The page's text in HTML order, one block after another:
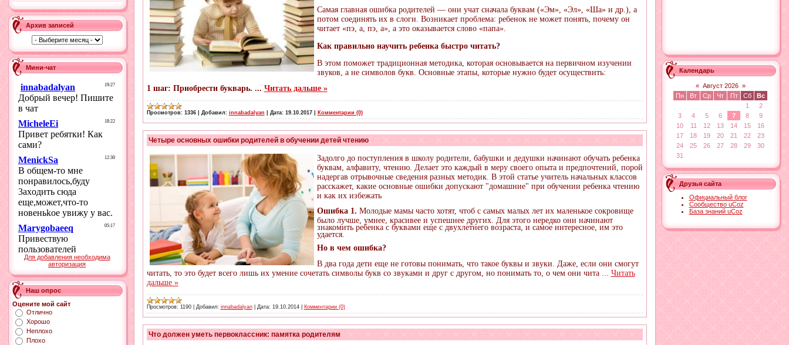
Архив записей
Мини-чат
Для добавления необходима
авторизация
Наш опрос
Оцените мой сайт
Отлично
Хорошо
Неплохо
Плохо
Самая главная ошибка родителей — они учат сначала буквам («Эм», «Эл», «Ша» и др.), а
потом соединять их в слоги. Возникает проблема: ребенок не может понять, почему он
читает «пэ, а, пэ, а», а это оказывается слово «папа».
Как правильно научить ребенка быстро читать?
В этом поможет традиционная методика, которая основывается на первичном изучении
звуков, а не символов букв. Основные этапы, которые нужно будет осуществить:
1 шаг: Приобрести букварь. ... Читать дальше »
Просмотров: 1336 Добавил: innabadalyan Дата: 19.10.2017 Комментарии (0)
Четыре основных ошибки родителей в обучении детей чтению
Задолго до поступления в школу родители, бабушки и дедушки начинают обучать ребенка
буквам, алфавиту, чтению. Делает это каждый в меру своего опыта и предпочтений, порой
надергав отрывочные сведения разных методик. В этой статье учитель начальных классов
расскажет, какие основные ошибки допускают "домашние" при обучении ребенка чтению
и как их избежать
Ошибка 1. Молодые мамы часто хотят, чтоб с самых малых лет их маленькое сокровище
было лучше, умнее, красивее и успешнее других. Для этого нередко они начинают
знакомить ребенка с буквами еще с двухлетнего возраста, и самое интересное, им это
удается.
Но в чем ошибка?
В два года дети еще не готовы понимать, что такое буквы и звуки. Даже, если они смогут
читать, то это будет всего лишь их умение сочетать символы букв со звуками и друг с другом, но понимать то, о чем они чита
Читать
дальше »
Просмотров: 1190 Добавил: innabadalyan Дата: 19.10.2014 Комментарии (0)
Что должен уметь первоклассник: памятка родителям
Календарь
« Август 2026 »
Пн
Вт Ср Чт Пт Сб
Вс
1
2
3
4 5 6 7 8
9
10
11 12 13 14 15
16
17
18 19 20 21 22
23
24
25 26 27 28 29
30
31
Друзья сайта
Официальный блог
Сообщество uCoz
База знаний uCoz